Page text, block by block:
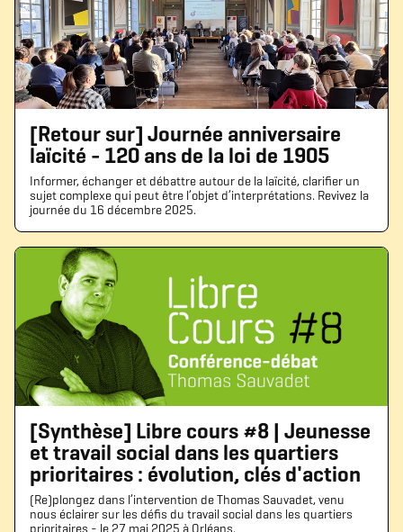
[Retour sur] Journée anniversaire
laïcité - 120 ans de la loi de 1905
Informer, échanger et débattre autour de la laïcité, clarifier un
sujet complexe qui peut être l’objet d’interprétations. Revivez la
journée du 16 décembre 2025.
[Synthèse] Libre cours #8 | Jeunesse
et travail social dans les quartiers
prioritaires : évolution, clés d'action
(Re)plongez dans l’intervention de Thomas Sauvadet, venu
nous éclairer sur les défis du travail social dans les quartiers
prioritaires - le 27 mai 2025 à Orléans.